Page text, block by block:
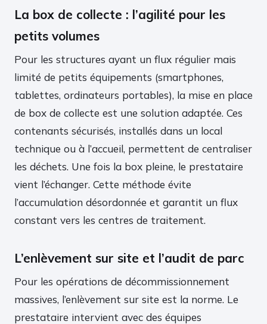
La box de collecte : l’agilité pour les
petits volumes
Pour les structures ayant un flux régulier mais
limité de petits équipements (smartphones,
tablettes, ordinateurs portables), la mise en place
de box de collecte est une solution adaptée. Ces
contenants sécurisés, installés dans un local
technique ou à l’accueil, permettent de centraliser
les déchets. Une fois la box pleine, le prestataire
vient l’échanger. Cette méthode évite
l’accumulation désordonnée et garantit un flux
constant vers les centres de traitement.
L’enlèvement sur site et l’audit de parc
Pour les opérations de décommissionnement
massives, l’enlèvement sur site est la norme. Le
prestataire intervient avec des équipes